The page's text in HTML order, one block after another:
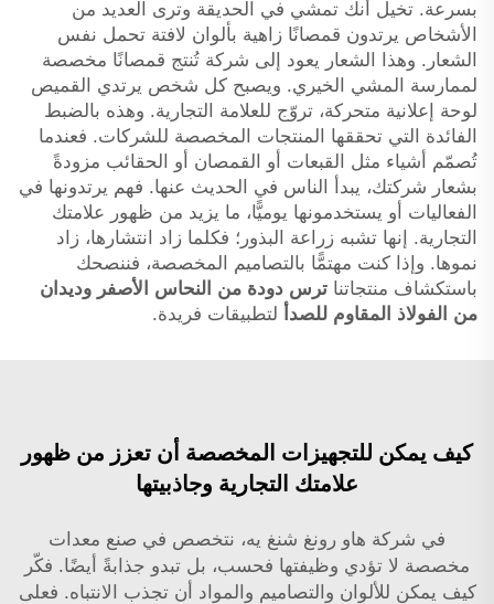
بسرعة. تخيل أنك تمشي في الحديقة وترى العديد من
الأشخاص يرتدون قمصانًا زاهية بألوان لافتة تحمل نفس
الشعار. وهذا الشعار يعود إلى شركة تُنتج قمصانًا مخصصة
لممارسة المشي الخيري. ويصبح كل شخص يرتدي القميص
لوحة إعلانية متحركة، تروّج للعلامة التجارية. وهذه بالضبط
الفائدة التي تحققها المنتجات المخصصة للشركات. فعندما
تُصمّم أشياء مثل القبعات أو القمصان أو الحقائب مزودةً
بشعار شركتك، يبدأ الناس في الحديث عنها. فهم يرتدونها في
الفعاليات أو يستخدمونها يوميًّا، ما يزيد من ظهور علامتك
التجارية. إنها تشبه زراعة البذور؛ فكلما زاد انتشارها، زاد
نموها. وإذا كنت مهتمًّا بالتصاميم المخصصة، فننصحك
باستكشاف منتجاتنا ترس دودة من النحاس الأصفر وديدان
من الفولاذ المقاوم للصدأ لتطبيقات فريدة.
كيف يمكن للتجهيزات المخصصة أن تعزز من ظهور
علامتك التجارية وجاذبيتها
في شركة هاو رونغ شنغ يه، نتخصص في صنع معدات
مخصصة لا تؤدي وظيفتها فحسب، بل تبدو جذابةً أيضًا. فكّر
كيف يمكن للألوان والتصاميم والمواد أن تجذب الانتباه. فعلى